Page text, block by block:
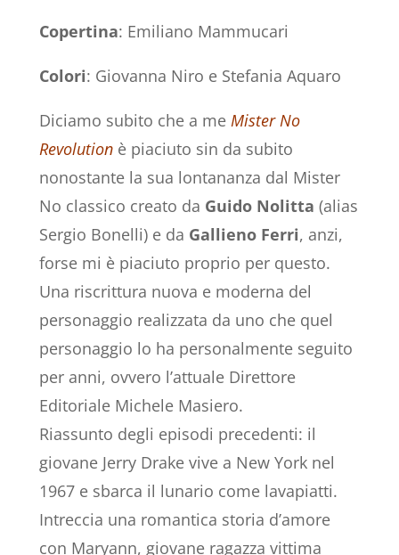
Copertina: Emiliano Mammucari
Colori: Giovanna Niro e Stefania Aquaro
Diciamo subito che a me Mister No
Revolutionè piaciuto sin da subito
nonostante la sua lontananza dal Mister
No classico creato da Guido Nolitta (alias
Sergio Bonelli) e da Gallieno Ferri, anzi,
forse mi è piaciuto proprio per questo.
Una riscrittura nuova e moderna del
personaggio realizzata da uno che quel
personaggio lo ha personalmente seguito
per anni, ovvero l’attuale Direttore
Editoriale Michele Masiero.
Riassunto degli episodi precedenti: il
giovane Jerry Drake vive a New York nel
1967 e sbarca il lunario come lavapiatti.
Intreccia una romantica storia d’amore
con Maryann, giovane ragazza vittima